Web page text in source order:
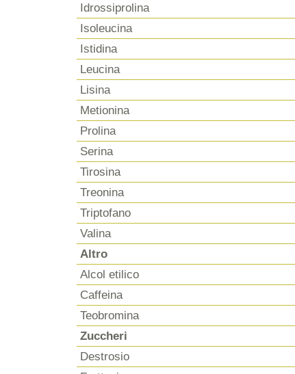
Idrossiprolina
Isoleucina
Istidina
Leucina
Lisina
Metionina
Prolina
Serina
Tirosina
Treonina
Triptofano
Valina
Altro
Alcol etilico
Caffeina
Teobromina
Zuccheri
Destrosio